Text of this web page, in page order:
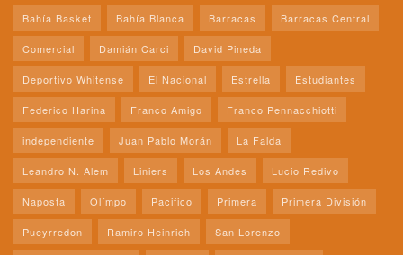
Bahía Basket Bahía Blanca Barracas Barracas Central
Comercial Damián Carci David Pineda
Deportivo Whitense El Nacional Estrella Estudiantes
Federico Harina Franco Amigo Franco Pennacchiotti
independiente Juan Pablo Morán La Falda
Leandro N. Alem Liniers Los Andes Lucio Redivo
Naposta Olímpo Pacifico Primera Primera División
Pueyrredon Ramiro Heinrich San Lorenzo